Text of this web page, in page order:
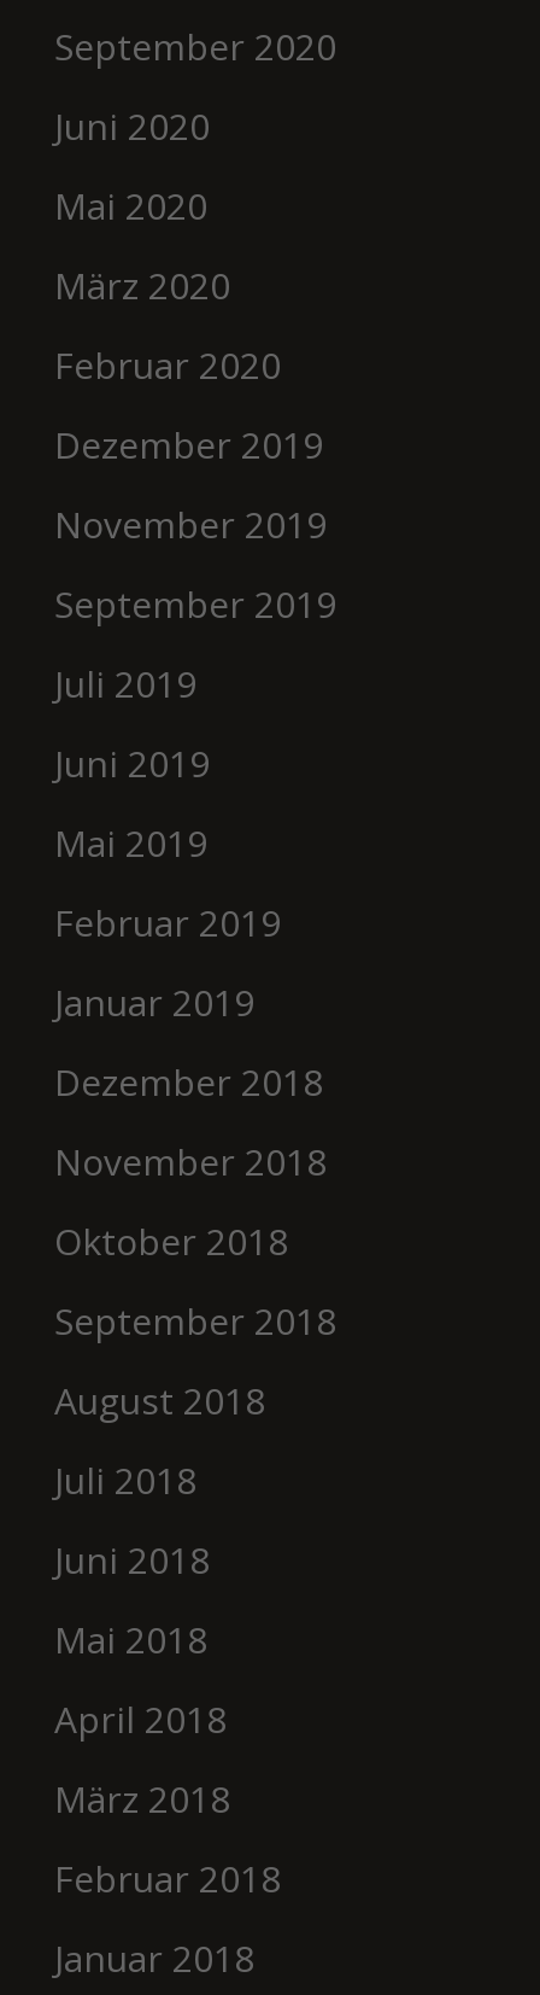
September 2020
Juni 2020
Mai 2020
März 2020
Februar 2020
Dezember 2019
November 2019
September 2019
Juli 2019
Juni 2019
Mai 2019
Februar 2019
Januar 2019
Dezember 2018
November 2018
Oktober 2018
September 2018
August 2018
Juli 2018
Juni 2018
Mai 2018
April 2018
März 2018
Februar 2018
Januar 2018